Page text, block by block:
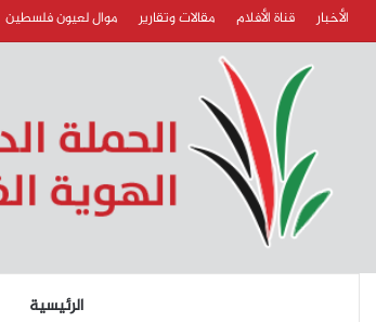
الأخبار قناة الأفلام مقالات وتقارير موال لعيون فلسطين
الرئيسية